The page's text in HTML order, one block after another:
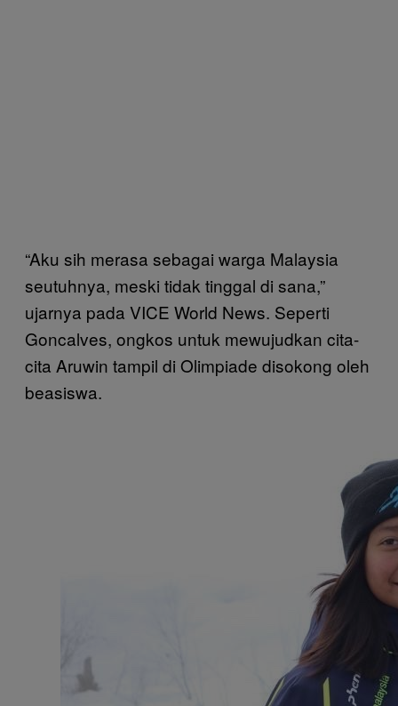
“Aku sih merasa sebagai warga Malaysia
seutuhnya, meski tidak tinggal di sana,”
ujarnya pada VICE World News. Seperti
Goncalves, ongkos untuk mewujudkan cita-
cita Aruwin tampil di Olimpiade disokong oleh
beasiswa.